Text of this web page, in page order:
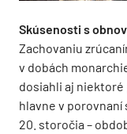
Skúsenosti s
Zachovaniu
v dobách
dosiahli aj niektoré
hlavne v porovnaní
20. storočia –